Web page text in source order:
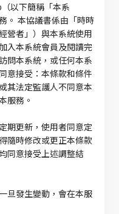
以下簡稱「本系
。 本協議書係由「時時
營者」）與本系統使用
入本系統會員及閱讀完
問本系統，或任何本系
意接受：本條款和條件
其法定監護人不同意本
服務。
期更新，使用者同意定
隨時修改或更正本條款
同意接受上述調整結
旦發生變動，會在本服